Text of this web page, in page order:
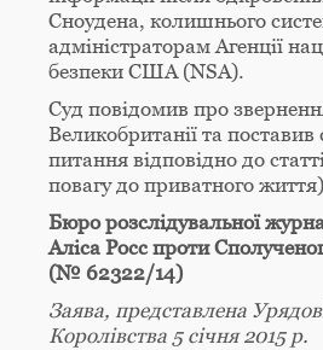
Сноудена, колишнього
адміністраторам Агенції
безпеки США (NSA).
Суд повідомив про
Великобританії та
питання відповідно до
повагу до приватного
Бюро розслідувальної
Аліса Росс проти
(№ 62322/14)
Заява, представлена
Королівства 5 січня 2015 р.